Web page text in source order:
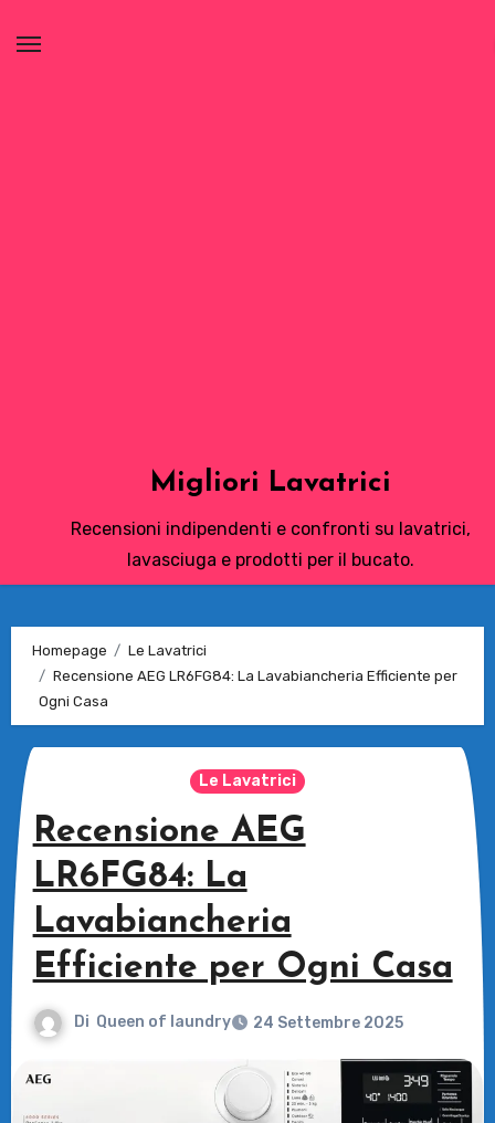
Migliori Lavatrici
Recensioni indipendenti e confronti su lavatrici,
lavasciuga e prodotti per il bucato.
Homepage
Le Lavatrici
Recensione AEG LR6FG84: La Lavabiancheria Efficiente per
Ogni Casa
Le Lavatrici
Recensione AEG
LR6FG84: La
Lavabiancheria
Efficiente per Ogni Casa
Di Queen of laundry 24 Settembre 2025